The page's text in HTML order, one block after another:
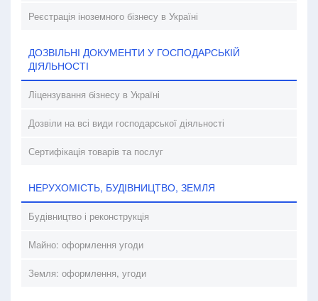
Реєстрація іноземного бізнесу в Україні
ДОЗВІЛЬНІ ДОКУМЕНТИ У ГОСПОДАРСЬКІЙ
ДІЯЛЬНОСТІ
Ліцензування бізнесу в Україні
Дозвіли на всі види господарської діяльності
Сертифікація товарів та послуг
НЕРУХОМІСТЬ, БУДІВНИЦТВО, ЗЕМЛЯ
Будівництво і реконструкція
Майно: оформлення угоди
Земля: оформлення, угоди